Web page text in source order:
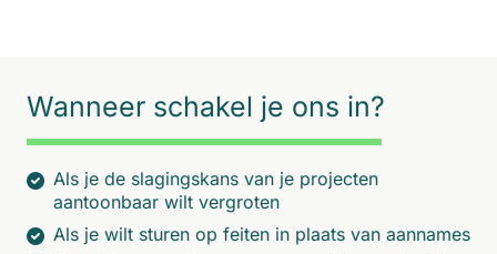
Wanneer schakel je ons in?
Als je de slagingskans van je projecten
aantoonbaar wilt vergroten
Als je wilt sturen op feiten in plaats van aannames